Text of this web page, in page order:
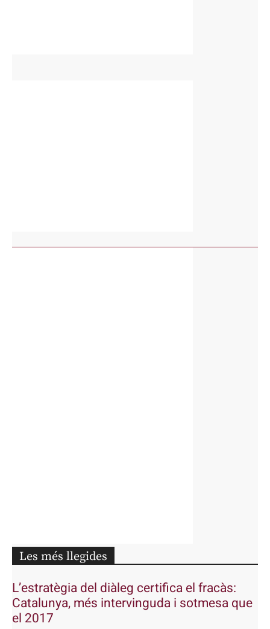
Les més llegides
L’estratègia del diàleg certifica el fracàs:
Catalunya, més intervinguda i sotmesa que
el 2017